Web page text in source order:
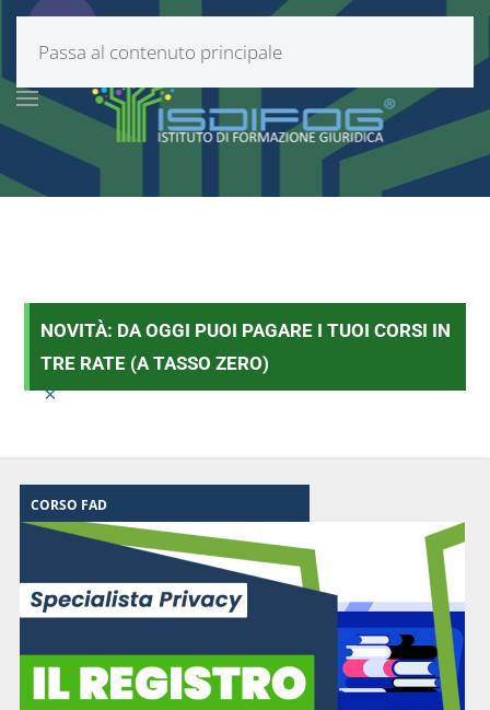
Passa al contenuto principale
NOVITÀ: DA OGGI PUOI PAGARE I TUOI CORSI IN
TRE RATE (A TASSO ZERO)
×
CORSO FAD